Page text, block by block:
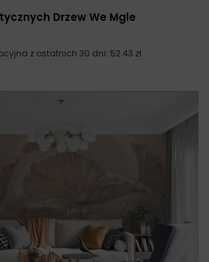
Drzew We Mgle
z ostatnich 30 dni: 52.43 zł.